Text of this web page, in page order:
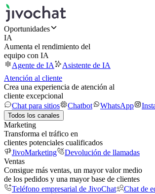
Oportunidades
IA
Aumenta el rendimiento del
equipo con IA
Agente de IA
Asistente de IA
Atención al cliente
Crea una experiencia de atención al
cliente excepcional
Chat para sitios
Chatbot WhatsApp
Todos los canales
Marketing
Transforma el tráfico en
clientes potenciales cualificados
JivoMarketing
Devolución de llamadas
Ventas
Consigue más ventas, un mayor valor medio
de los pedidos y una mayor base de clientes
Teléfono empresarial de JivoChat
Chat de